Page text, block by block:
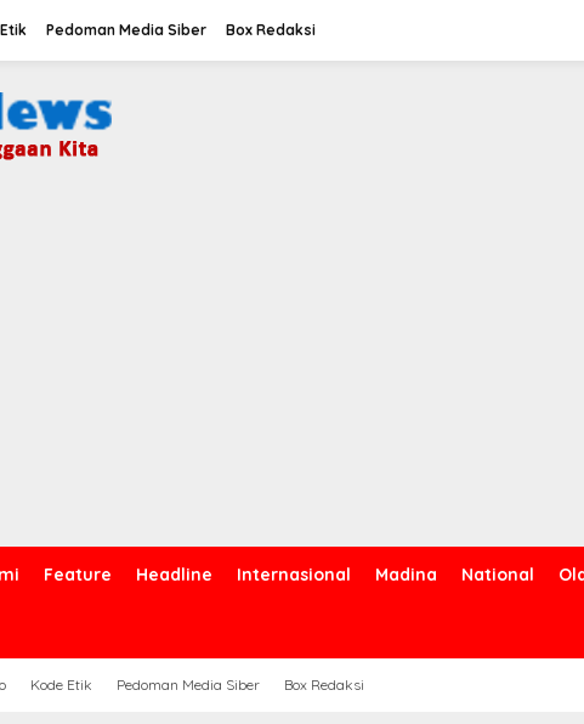
Pedoman Media Siber Box Redaksi
Feature Headline Internasional Madina National
Kode Etik Pedoman Media Siber Box Redaksi